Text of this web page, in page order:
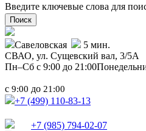
Введите ключевые слова для
Савеловская
5 мин.
СВАО, ул. Сущевский вал, 3/5А
Пн–Сб с 9:00 до 21:00
с 9:00 до 21:00
+7 (499) 110-83-13
+7 (985) 794-02-07